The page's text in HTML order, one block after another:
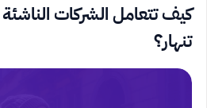
كيف تتعامل الشركات
تنهار؟